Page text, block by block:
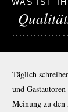
Täglich
und
Meinung zu